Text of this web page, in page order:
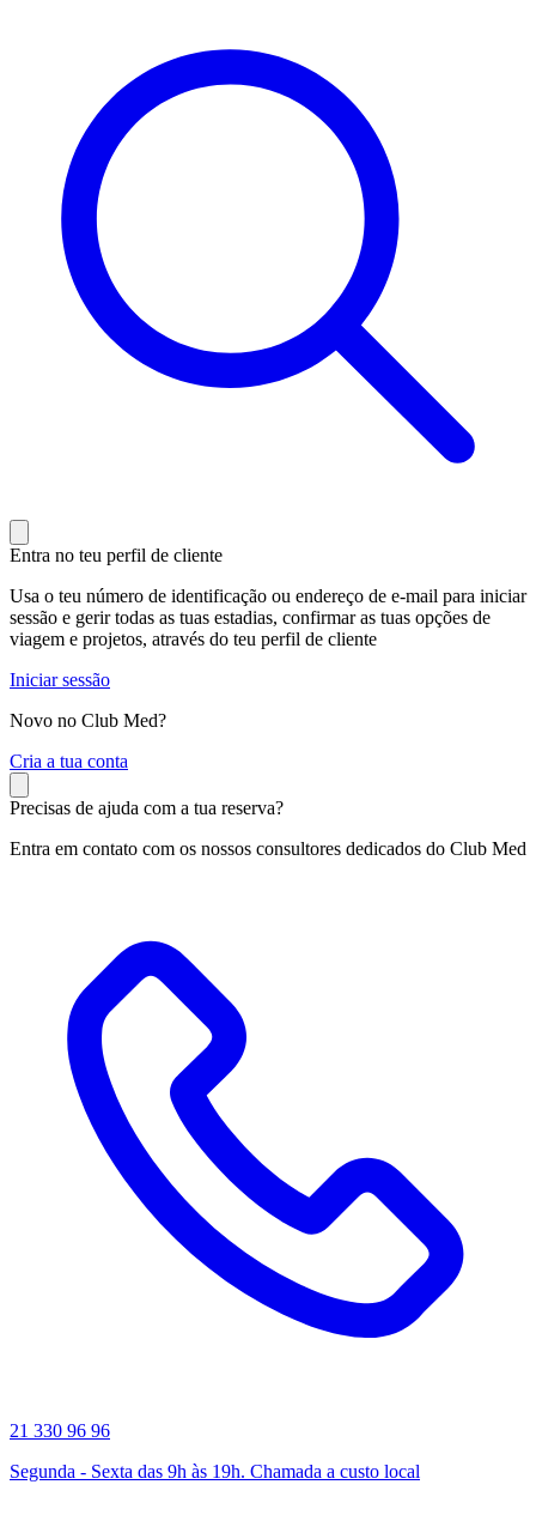
Entra no teu perfil de cliente
Usa o teu número de identificação ou endereço de e-mail para iniciar
sessão e gerir todas as tuas estadias, confirmar as tuas opções de
viagem e projetos, através do teu perfil de cliente
Iniciar sessão
Novo no Club Med?
Cria a tua conta
Precisas de ajuda com a tua reserva?
Entra em contato com os nossos consultores dedicados do Club Med
21 330 96 96
Segunda - Sexta das 9h às 19h. Chamada a custo local